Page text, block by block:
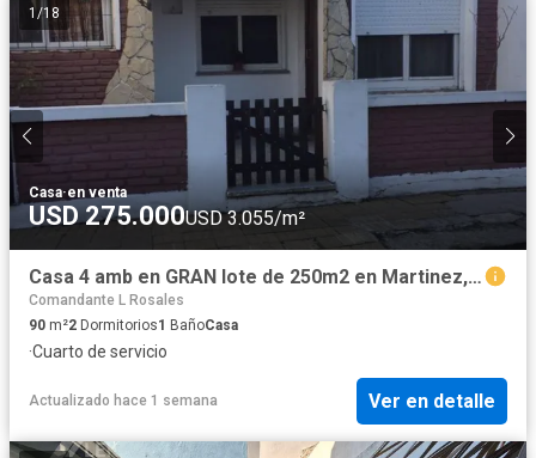
1/18
Casa·en venta
USD 275.000USD 3.055/m²
Casa 4 amb en GRAN lote de 250m2 en Martinez, una planta y a refaccionar
Comandante L Rosales
90 m²2 Dormitorios1 BañoCasa
·Cuarto de servicio
Actualizado hace 1 semana Ver en detalle